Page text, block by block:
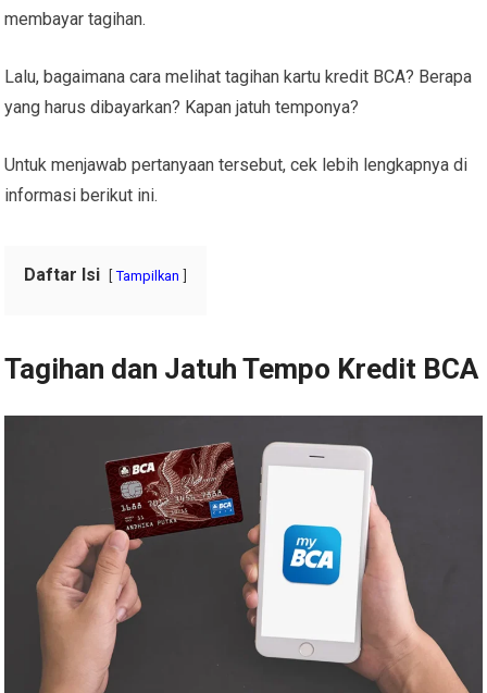
membayar tagihan.
Lalu, bagaimana cara melihat tagihan kartu kredit BCA? Berapa
yang harus dibayarkan? Kapan jatuh temponya?
Untuk menjawab pertanyaan tersebut, cek lebih lengkapnya di
informasi berikut ini.
Daftar Isi Tampilkan
Tagihan dan Jatuh Tempo Kredit BCA